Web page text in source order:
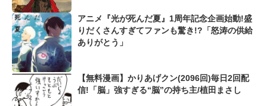
アニメ『光が死んだ夏』1周年記念企画始動!盛
りだくさんすぎてファンも驚き!?「怒涛の供給
ありがとう」
【無料漫画】かりあげクン(2096回)毎日2回配
信!「脳」強すぎる“脳”の持ち主/植田まさし